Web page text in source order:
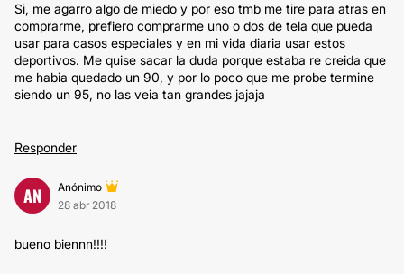
Si, me agarro algo de miedo y por eso tmb me tire para atras en
comprarme, prefiero comprarme uno o dos de tela que pueda
usar para casos especiales y en mi vida diaria usar estos
deportivos. Me quise sacar la duda porque estaba re creida que
me habia quedado un 90, y por lo poco que me probe termine
siendo un 95, no las veia tan grandes jajaja
Responder
AN
Anónimo
28 abr 2018
bueno biennn!!!!